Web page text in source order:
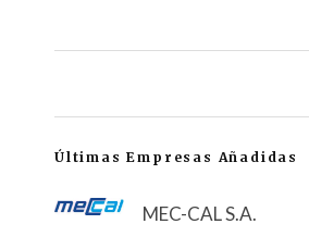
Últimas Empresas Añadidas
MEC-CAL S.A.